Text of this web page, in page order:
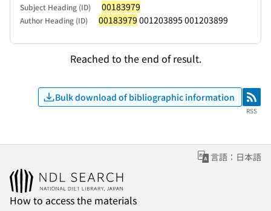
Subject Heading (ID) 00183979
Author Heading (ID) 00183979 001203895 001203899
Reached to the end of result.
Bulk download of bibliographic information RSS
RSS
言語：日本語
How to access the materials